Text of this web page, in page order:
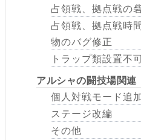
占領戦、拠点戦の
占領戦、拠点戦時
物のバグ修正
トラップ類設置不
アルシャの闘技場関連
個人対戦モード追
ステージ改編
その他